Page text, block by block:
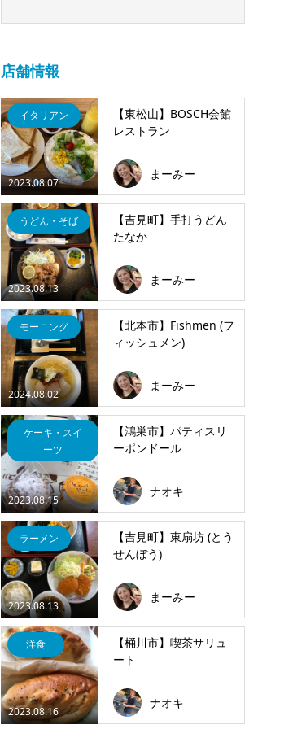
店舗情報
2023.08.07
イタリアン
【東松山】BOSCH会館
レストラン
まーみー
2023.08.13
うどん・そば
【吉見町】手打うどん
たなか
まーみー
2024.08.02
モーニング
【北本市】Fishmen (フ
ィッシュメン)
まーみー
2023.08.15
ケーキ・スイ
ーツ
【鴻巣市】パティスリ
ーポンドール
ナオキ
2023.08.13
ラーメン
【吉見町】東扇坊 (とう
せんぼう)
まーみー
2023.08.16
洋食
【桶川市】喫茶サリュ
ート
ナオキ